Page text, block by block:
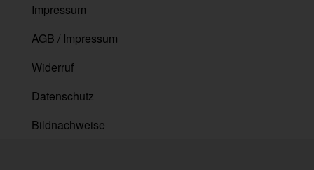
Impressum
AGB / Impressum
Widerruf
Datenschutz
Bildnachweise